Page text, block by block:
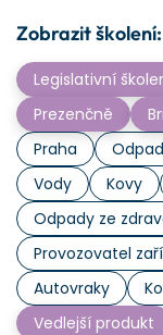
Zobrazit školení:
Legislativní
Prezenčně
Praha
Vody
Kovy
Odpady ze
Provozovatel
Autovraky
Vedlejší produkt